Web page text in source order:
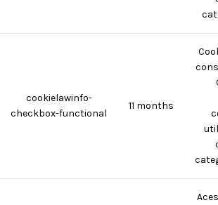
cookielawinfo-
checkbox-functional
11 months